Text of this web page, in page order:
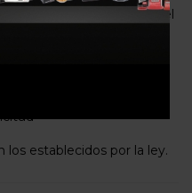
contacto disponibles en el
los establecidos por la ley.